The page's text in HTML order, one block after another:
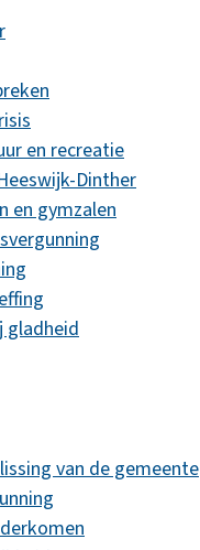
en recreatie
Dinther
en gymzalen
gladheid
van de gemeente